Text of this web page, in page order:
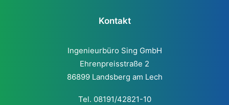
Kontakt
Ingenieurbüro Sing GmbH
Ehrenpreisstraße 2
86899 Landsberg am Lech
Tel. 08191/42821-10